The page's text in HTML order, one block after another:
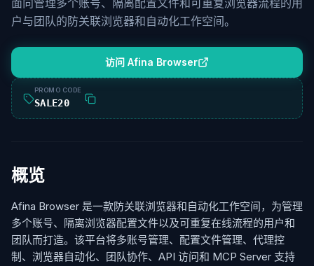
面向管理多个账号、隔离配置文件和可重复浏览器流程的用
户与团队的防关联浏览器和自动化工作空间。
访问 Afina Browser
PROMO CODE
SALE20
概览
Afina Browser 是一款防关联浏览器和自动化工作空间，为管理
多个账号、隔离浏览器配置文件以及可重复在线流程的用户和
团队而打造。该平台将多账号管理、配置文件管理、代理控
制、浏览器自动化、团队协作、API 访问和 MCP Server 支持